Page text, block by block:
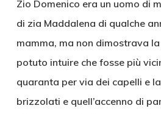
Zio Domenico era un uomo di
di zia Maddalena di qualche
mamma, ma non dimostrava
potuto intuire che fosse più
quaranta per via dei capelli e
brizzolati e quell’accenno di